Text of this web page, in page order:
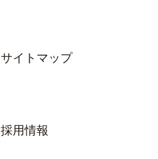
サイトマップ
採用情報